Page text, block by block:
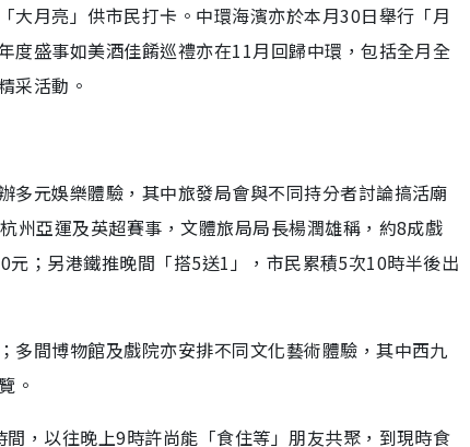
月亮」供市民打卡。中環海濱亦於本月30日舉行「月
度盛事如美酒佳餚巡禮亦在11月回歸中環，包括全月全
采活動。
多元娛樂體驗，其中旅發局會與不同持分者討論搞活廟
州亞運及英超賽事，文體旅局局長楊潤雄稱，約8成戲
；另港鐵推晚間「搭5送1」，市民累積5次10時半後出
多間博物館及戲院亦安排不同文化藝術體驗，其中西九
。
，以往晚上9時許尚能「食住等」朋友共聚，到現時食